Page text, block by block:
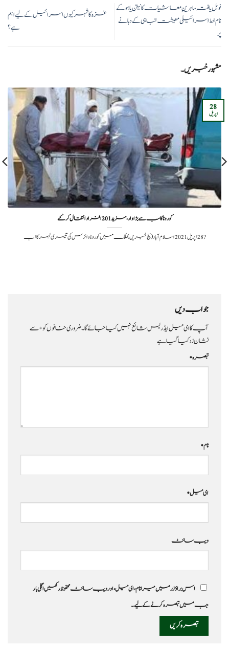
نوبل یافتہ ماہرینِ معاشیات کا نیتن یاہو کے
نام خط اسرائیلی معیشت تباہی کے دہانے
پر
غزہ کا شہر کیوں اسرائیل کے لیے اہم
ہے؟
مشہور خبریں۔
کورونا کا سب سے بڑا وار، مزید 201 افراد انتقال کر گئے
?️ 28 اپریل 2021اسلام آباد(سچ خبریں) ملک میں کورونا وائرس کی تیسری لہر کا اب
28
اپریل
جواب دیں
آپ کا ای میل ایڈریس شائع نہیں کیا جائے گا۔ضروری خانوں کو*سے
نشان زد کیا گیا ہے
تبصرہ*
نام*
ای میل*
ویب‌ سائٹ
اس براؤزر میں میرا نام، ای میل، اور ویب سائٹ محفوظ رکھیں اگلی بار
جب میں تبصرہ کرنے کےلیے۔